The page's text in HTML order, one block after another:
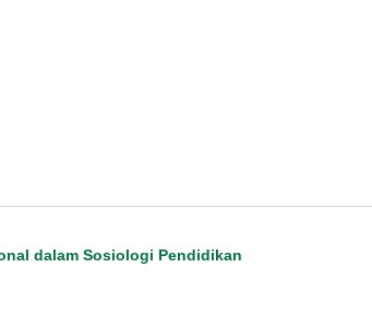
dalam Sosiologi Pendidikan